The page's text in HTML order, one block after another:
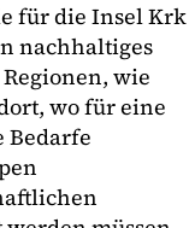
für die Insel Krk
nachhaltiges
wie
wo für eine
Bedarfe